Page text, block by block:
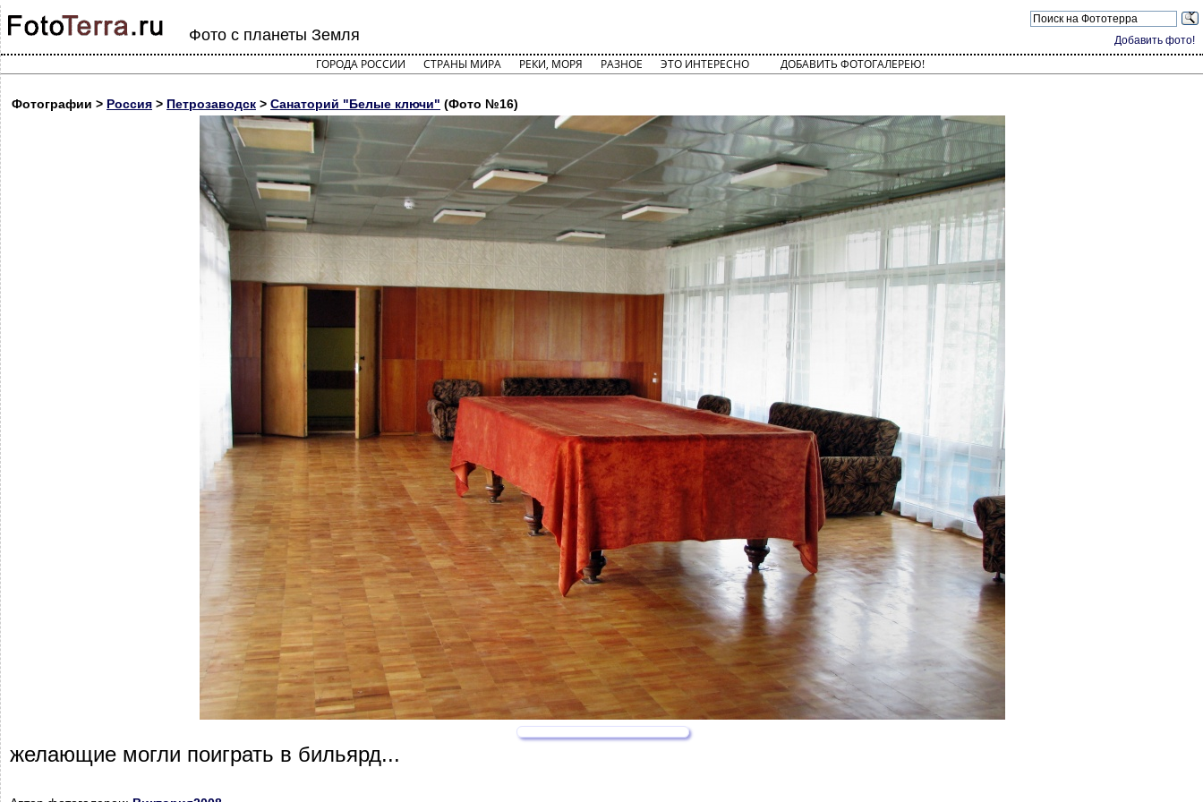
Добавить фото!
Фото с планеты Земля
ГОРОДА РОССИИ СТРАНЫ МИРА РЕКИ, МОРЯ РАЗНОЕ ЭТО ИНТЕРЕСНО ДОБАВИТЬ ФОТОГАЛЕРЕЮ!
Фотографии > Россия > Петрозаводск > Санаторий "Белые ключи" (Фото №16)
желающие могли поиграть в бильярд...